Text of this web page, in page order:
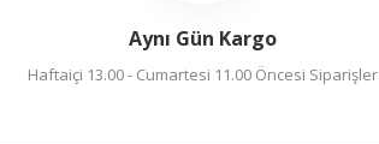
Aynı Gün Kargo
Haftaiçi 13.00 - Cumartesi 11.00 Öncesi Siparişler